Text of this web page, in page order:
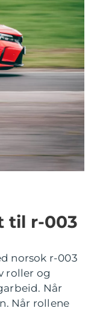
til r-003
norsok r-003
roller og
Når
Når rollene